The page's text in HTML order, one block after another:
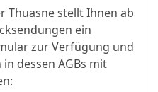
Thuasne stellt Ihnen ab
ein
zur Verfügung und
dessen AGBs mit